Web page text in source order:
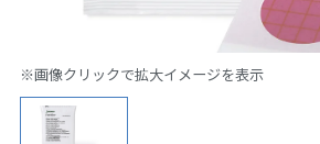
※画像クリックで拡大イメージを表示